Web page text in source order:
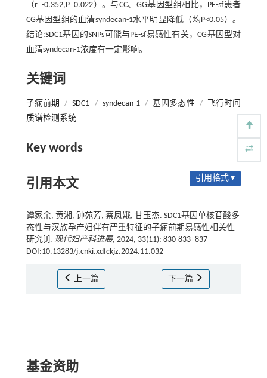
（r=-0.352,P=0.022）。与CC、GG基因型组相比，PE-sf患者
CG基因型组的血清syndecan-1水平明显降低（均P<0.05）。
结论:SDC1基因的SNPs可能与PE-sf易感性有关，CG基因型对
血清syndecan-1浓度有一定影响。
关键词
子痫前期 / SDC1 / syndecan-1 / 基因多态性 /
飞行时间
质谱检测系统
Key words
引用本文 引用格式 ▾
谭家余, 黄湘, 钟苑芳, 蔡凤娥, 甘玉杰. SDC1基因单核苷酸多
态性与汉族孕产妇伴有严重特征的子痫前期易感性相关性
研究[J]. 现代妇产科进展, 2024, 33(11): 830-833+837
DOI:10.13283/j.cnki.xdfckjz.2024.11.032
上一篇 下一篇
基金资助